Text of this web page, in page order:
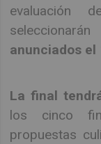
evaluación
seleccionarán
anunciados el
La final
los cinco
propuestas